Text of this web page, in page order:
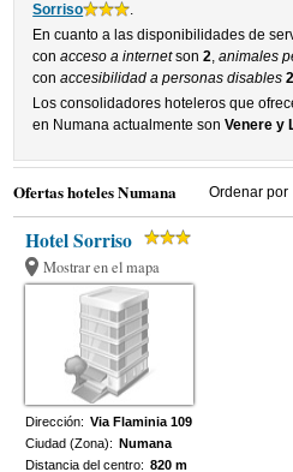
Sorriso
.
En cuanto a las disponibilidades de
conacceso a internetson2,animales
conaccesibilidad a personas disables 2
Los consolidadores hoteleros que
en Numana actualmente sonVenere y
Ofertas hoteles Numana Ordenar por
Hotel Sorriso
Mostrar en el mapa
Dirección: Via Flaminia 109
Ciudad (Zona): Numana
Distancia del centro: 820 m